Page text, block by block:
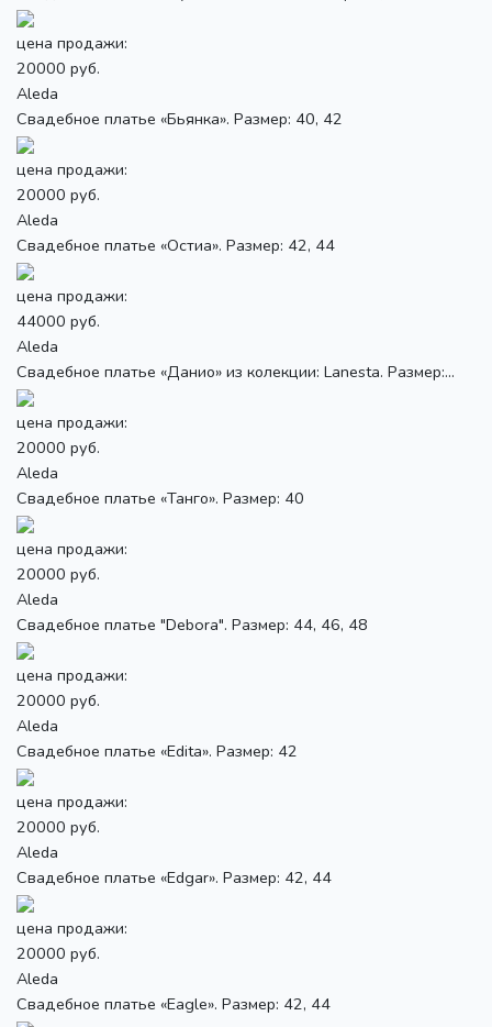
цена продажи:
20000 руб.
Aleda
Свадебное платье «Бьянка». Размер: 40, 42
цена продажи:
20000 руб.
Aleda
Свадебное платье «Остиа». Размер: 42, 44
цена продажи:
44000 руб.
Aleda
Свадебное платье «Данио» из колекции: Lanesta. Размер:...
цена продажи:
20000 руб.
Aleda
Свадебное платье «Танго». Размер: 40
цена продажи:
20000 руб.
Aleda
Свадебное платье "Debora". Размер: 44, 46, 48
цена продажи:
20000 руб.
Aleda
Свадебное платье «Edita». Размер: 42
цена продажи:
20000 руб.
Aleda
Свадебное платье «Edgar». Размер: 42, 44
цена продажи:
20000 руб.
Aleda
Свадебное платье «Eagle». Размер: 42, 44